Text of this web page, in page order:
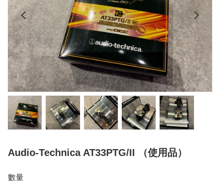
Audio-Technica AT33PTG/II （使用品）
數量